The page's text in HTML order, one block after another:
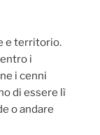
e territorio.
i
i cenni
di essere lì
o andare